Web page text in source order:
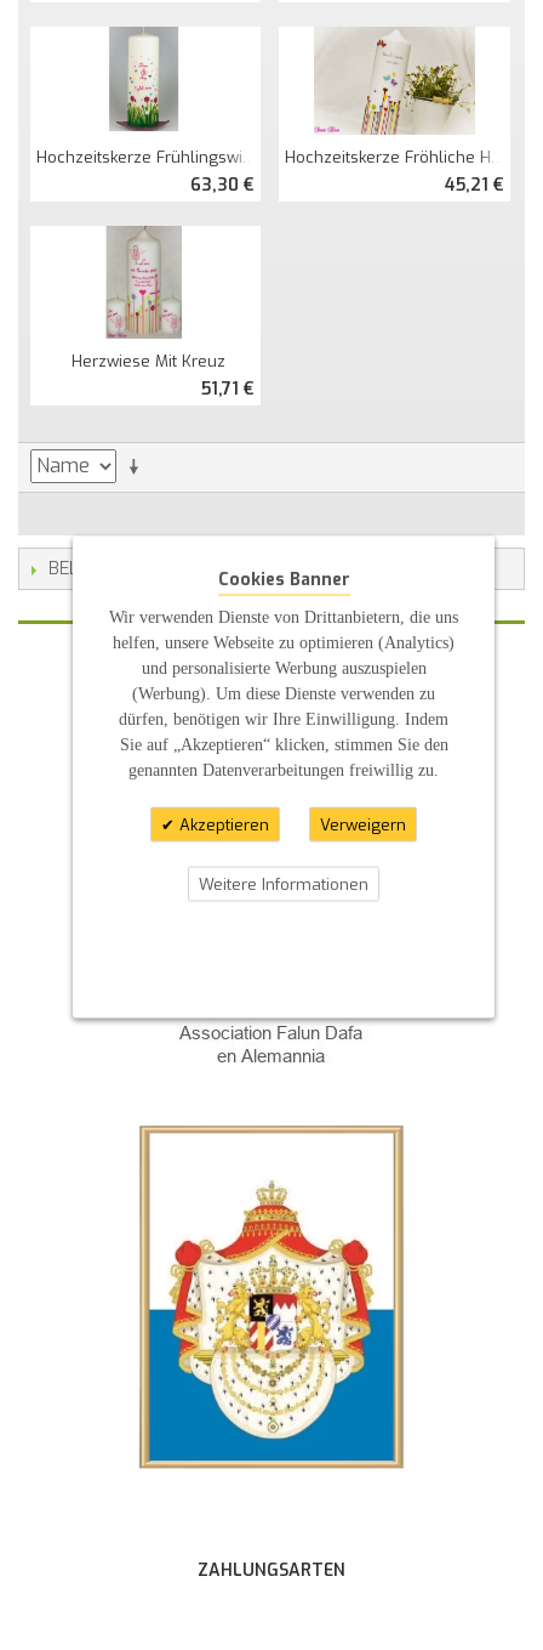
Hochzeitskerze Frühlingswiese
63,30 €
Hochzeitskerze Fröhliche Herzwiese
45,21 €
Herzwiese Mit Kreuz
51,71 €
BELIEBTE SCHLAGWORTE
KONTAKT
INFORMATION
- Allgemeine Geschäftsbedingung (AGB)
- Widerrufsbelehrung
- Datenschutzerklärung
- Pflegehinweise
E-Mail: infos@sp-kerzen.de
ZAHLUNGSARTEN
Cookies Banner
Wir verwenden Dienste von Drittanbietern, die uns
helfen, unsere Webseite zu optimieren (Analytics)
und personalisierte Werbung auszuspielen
(Werbung). Um diese Dienste verwenden zu
dürfen, benötigen wir Ihre Einwilligung. Indem
Sie auf „Akzeptieren“ klicken, stimmen Sie den
genannten Datenverarbeitungen freiwillig zu.
Akzeptieren Verweigern
Weitere Informationen